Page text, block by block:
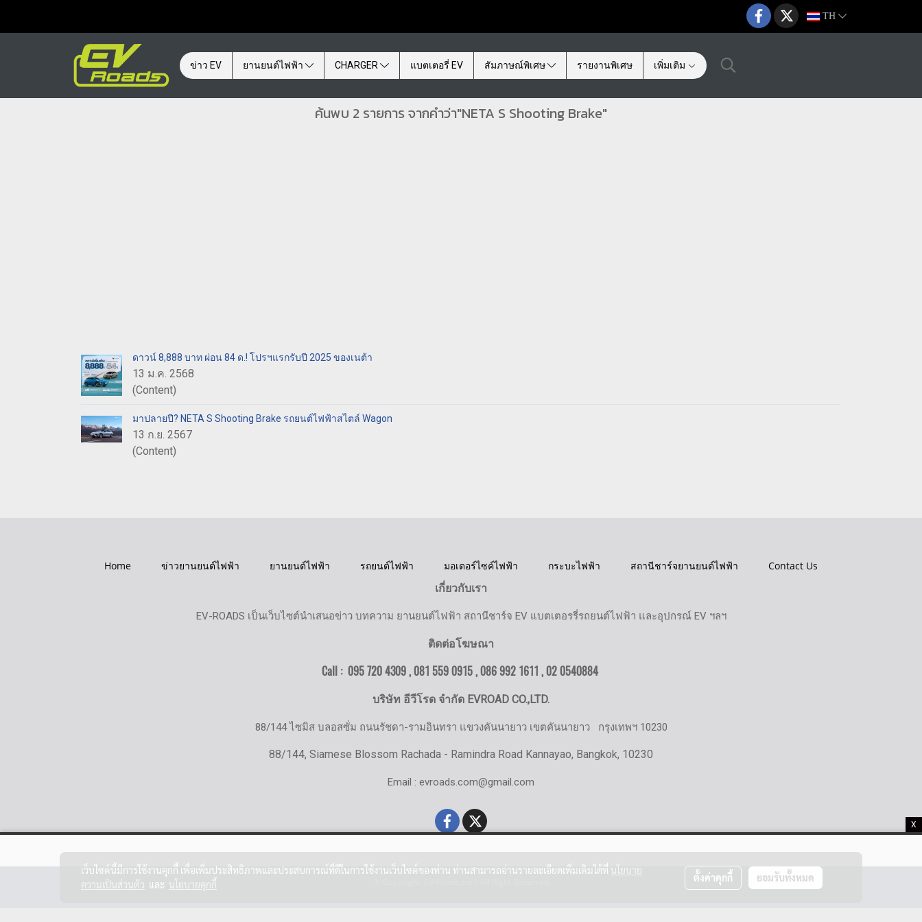
X
TH
ข่าว EV ยานยนต์ไฟฟ้า CHARGER แบตเตอรี่ EV สัมภาษณ์พิเศษ รายงานพิเศษ เพิ่มเติม
ค้นพบ 2 รายการ จากคำว่า"NETA S Shooting Brake"
ดาวน์ 8,888 บาท ผ่อน 84 ด.! โปรฯแรกรับปี 2025 ของเนต้า
13 ม.ค. 2568
(Content)
มาปลายปี? NETA S Shooting Brake รถยนต์ไฟฟ้าสไตล์ Wagon
13 ก.ย. 2567
(Content)
Home ข่าวยานยนต์ไฟฟ้า ยานยนต์ไฟฟ้า รถยนต์ไฟฟ้า มอเตอร์ไซค์ไฟฟ้า กระบะไฟฟ้า สถานีชาร์จยานยนต์ไฟฟ้า
Contact Us
เกี่ยวกับเรา
EV-ROADS เป็นเว็บไซต์นำเสนอข่าว บทความ ยานยนต์ไฟฟ้า สถานีชาร์จ EV แบตเตอรรี่รถยนต์ไฟฟ้า และอุปกรณ์ EV ฯลฯ
ติดต่อโฆษณา
Call : 095 720 4309 , 081 559 0915 , 086 992 1611 ,02 0540884
บริษัท อีวีโรด จำกัด EVROAD CO.,LTD.
88/144 ไซมิส บลอสซั่ม ถนนรัชดา-รามอินทรา แขวงคันนายาว เขตคันนายาว กรุงเทพฯ 10230
88/144, Siamese Blossom Rachada - Ramindra Road Kannayao, Bangkok, 10230
Email : evroads.com@gmail.com
เว็บไซต์นี้มีการใช้งานคุกกี้ เพื่อเพิ่มประสิทธิภาพและประสบการณ์ที่ดีในการใช้งานเว็บไซต์ของท่าน ท่านสามารถอ่านรายละเอียดเพิ่มเติมได้ที่ นโยบาย
ความเป็นส่วนตัว และ นโยบายคุกกี้
ตั้งค่าคุกกี้ ยอมรับทั้งหมด